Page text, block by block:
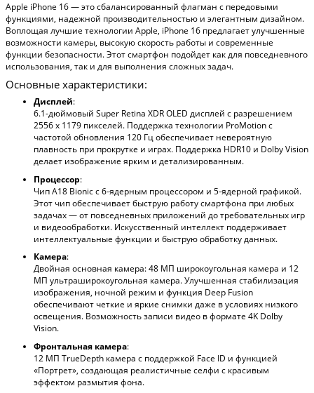
Apple iPhone 16 — это сбалансированный флагман с передовыми
функциями, надежной производительностью и элегантным дизайном.
Воплощая лучшие технологии Apple, iPhone 16 предлагает улучшенные
возможности камеры, высокую скорость работы и современные
функции безопасности. Этот смартфон подойдет как для повседневного
использования, так и для выполнения сложных задач.
Основные характеристики:
Дисплей:
6.1-дюймовый Super Retina XDR OLED дисплей с разрешением
2556 х 1179 пикселей. Поддержка технологии ProMotion с
частотой обновления 120 Гц обеспечивает невероятную
плавность при прокрутке и играх. Поддержка HDR10 и Dolby Vision
делает изображение ярким и детализированным.
Процессор:
Чип A18 Bionic с 6-ядерным процессором и 5-ядерной графикой.
Этот чип обеспечивает быструю работу смартфона при любых
задачах — от повседневных приложений до требовательных игр
и видеообработки. Искусственный интеллект поддерживает
интеллектуальные функции и быструю обработку данных.
Камера:
Двойная основная камера: 48 МП широкоугольная камера и 12
МП ультраширокоугольная камера. Улучшенная стабилизация
изображения, ночной режим и функция Deep Fusion
обеспечивают четкие и яркие снимки даже в условиях низкого
освещения. Возможность записи видео в формате 4K Dolby
Vision.
Фронтальная камера:
12 МП TrueDepth камера с поддержкой Face ID и функцией
«Портрет», создающая реалистичные селфи с красивым
эффектом размытия фона.